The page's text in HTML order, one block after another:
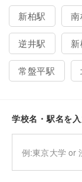
新柏駅 南
逆井駅
常盤平駅
学校名・駅名を